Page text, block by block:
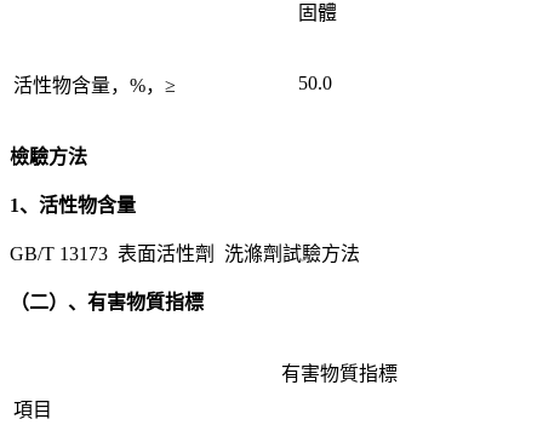
固體
活性物含量，%，≥ 50.0
檢驗方法
1、活性物含量
GB/T 13173 表面活性劑 洗滌劑試驗方法
（二）、有害物質指標
項目
有害物質指標